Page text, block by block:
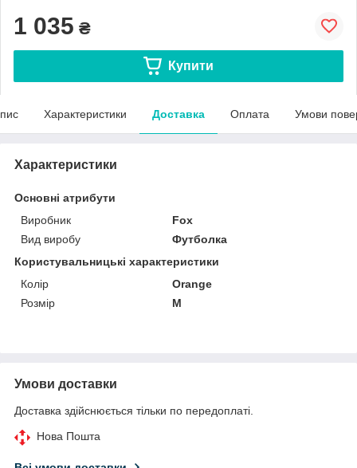
1 035 ₴
Купити
Характеристики Доставка Оплата Умови
Характеристики
Основні атрибути
Виробник
Fox
Вид виробу
Футболка
Користувальницькі характеристики
Колір
Orange
Розмір
M
Умови доставки
Доставка здійснюється тільки по передоплаті.
Нова Пошта